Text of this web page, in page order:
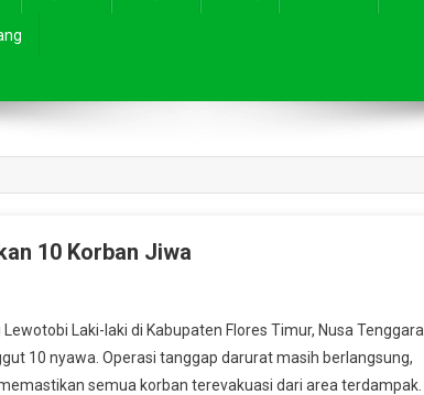
10 Korban Jiwa
Lewotobi Laki-laki di Kabupaten Flores Timur, Nusa Tenggara
10 nyawa. Operasi tanggap darurat masih berlangsung,
semua korban terevakuasi dari area terdampak.